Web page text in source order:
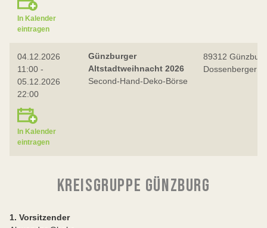
In Kalender
eintragen
04.12.2026
11:00 -
05.12.2026
22:00
In Kalender
eintragen
Günzburger
Altstadtweihnacht 2026
Second-Hand-Deko-Börse
89312
Dossenberger
KREISGRUPPE GÜNZBURG
1. Vorsitzender